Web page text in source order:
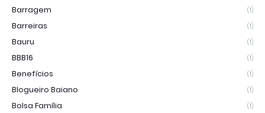
Barragem (1)
Barreiras (1)
Bauru (1)
BBB16 (1)
Benefícios (1)
Blogueiro Baiano (1)
Bolsa Família (1)